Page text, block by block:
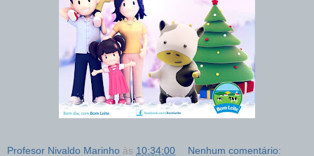
Profesor Nivaldo Marinho às 10:34:00 Nenhum comentário: